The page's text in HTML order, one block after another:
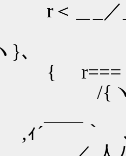
_／_
＼/三
}､
ミ､
三三三
￣